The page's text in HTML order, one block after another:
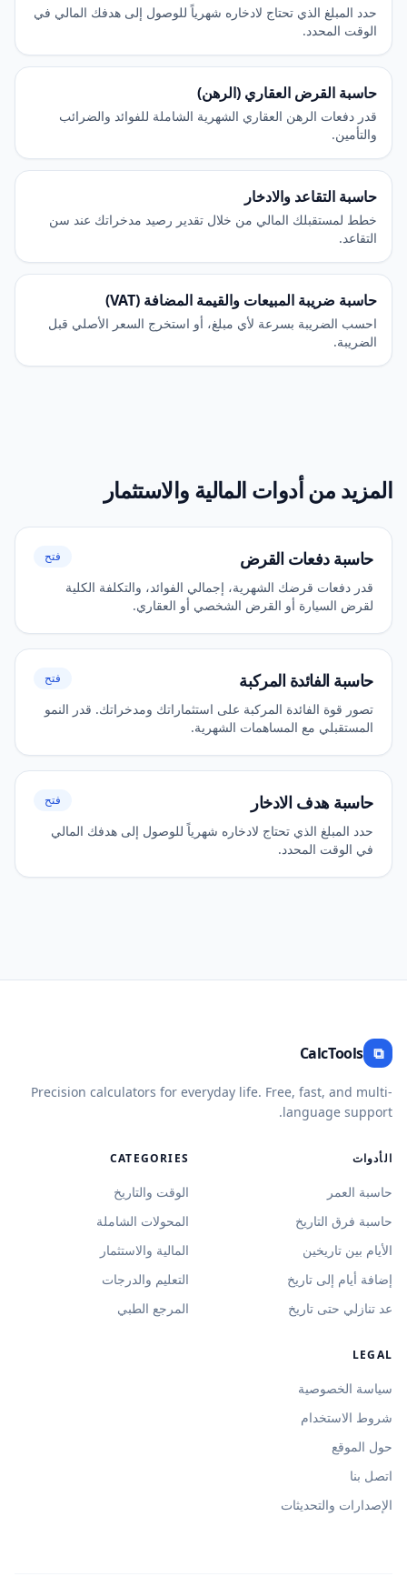
حدد المبلغ الذي تحتاج لادخاره شهرياً للوصول إلى هدفك المالي في
الوقت المحدد.
حاسبة القرض العقاري (الرهن)
قدر دفعات الرهن العقاري الشهرية الشاملة للفوائد والضرائب
والتأمين.
حاسبة التقاعد والادخار
خطط لمستقبلك المالي من خلال تقدير رصيد مدخراتك عند سن
التقاعد.
حاسبة ضريبة المبيعات والقيمة المضافة (VAT)
احسب الضريبة بسرعة لأي مبلغ، أو استخرج السعر الأصلي قبل
الضريبة.
المزيد من أدوات المالية والاستثمار
حاسبة دفعات القرض فتح
قدر دفعات قرضك الشهرية، إجمالي الفوائد، والتكلفة الكلية
لقرض السيارة أو القرض الشخصي أو العقاري.
حاسبة الفائدة المركبة فتح
تصور قوة الفائدة المركبة على استثماراتك ومدخراتك. قدر النمو
المستقبلي مع المساهمات الشهرية.
حاسبة هدف الادخار فتح
حدد المبلغ الذي تحتاج لادخاره شهرياً للوصول إلى هدفك المالي
في الوقت المحدد.
⧉
CalcTools
Precision calculators for everyday life. Free, fast, and multi-
language support.
الأدوات
حاسبة العمر
حاسبة فرق التاريخ
الأيام بين تاريخين
إضافة أيام إلى تاريخ
عد تنازلي حتى تاريخ
CATEGORIES
الوقت والتاريخ
المحولات الشاملة
المالية والاستثمار
التعليم والدرجات
المرجع الطبي
LEGAL
سياسة الخصوصية
شروط الاستخدام
حول الموقع
اتصل بنا
الإصدارات والتحديثات